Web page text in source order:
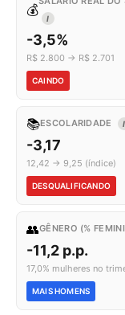
💰
I
-3,5%
R$ 2.800 → R$ 2.701
CAINDO
📚ESCOLARIDADE I
-3,17
12,42 → 9,25 (índice)
DESQUALIFICANDO
👥GÊNERO (%
-11,2 p.p.
17,0% mulheres no
MAIS HOMENS